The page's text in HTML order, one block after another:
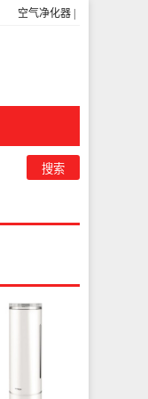
空气净化器